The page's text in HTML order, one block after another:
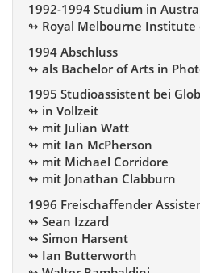
1992-1994 Studium in
↬ Royal Melbourne Institute
1994 Abschluss
↬ als Bachelor of Arts in
1995 Studioassistent bei
↬ in Vollzeit
↬ mit Julian Watt
↬ mit Ian McPherson
↬ mit Michael Corridore
↬ mit Jonathan Clabburn
1996 Freischaffender
↬ Sean Izzard
↬ Simon Harsent
↬ Ian Butterworth